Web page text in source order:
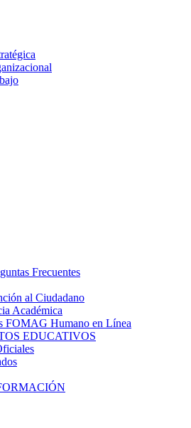
Frecuentes
al Ciudadano
Académica
FOMAG Humano en Línea
EDUCATIVOS